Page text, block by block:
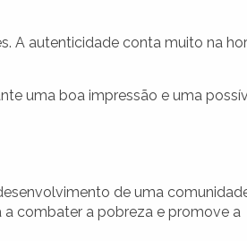
A autenticidade conta muito na
uma boa impressão e uma
de uma
combater a pobreza e promove a